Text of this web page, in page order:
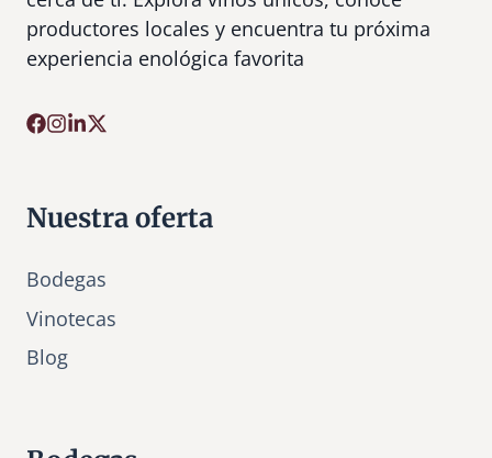
productores locales y encuentra tu próxima
experiencia enológica favorita
Nuestra oferta
Bodegas
Vinotecas
Blog